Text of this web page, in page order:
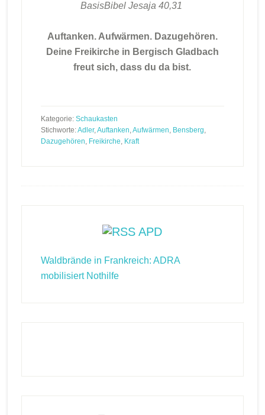
BasisBibel Jesaja 40,31
Auftanken. Aufwärmen. Dazugehören.
Deine Freikirche in Bergisch Gladbach
freut sich, dass du da bist.
Kategorie: Schaukasten
Stichworte:Adler,Auftanken,Aufwärmen, Bensberg,
Dazugehören, Freikirche, Kraft
APD
Waldbrände in Frankreich: ADRA
mobilisiert Nothilfe